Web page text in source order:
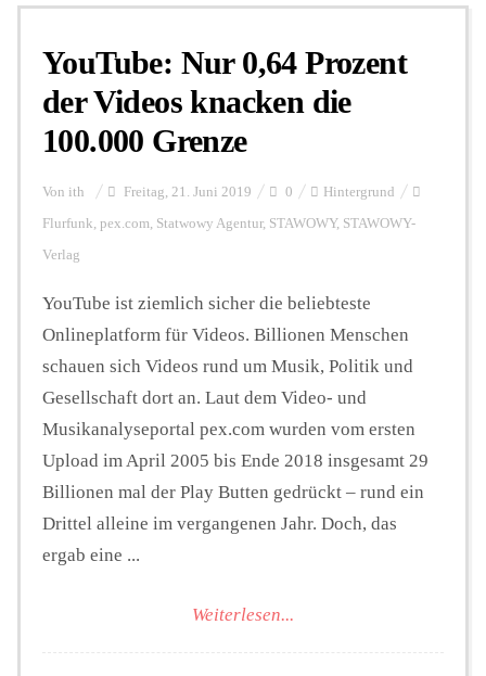
Personalien
Hintergrund
FUNKTURM-Beiträge
Podcast
Seminare
Unterstützen
YouTube: Nur 0,64 Prozent
der Videos knacken die
100.000 Grenze
Von ith Freitag, 21. Juni 2019 0 Hintergrund
Flurfunk, pex.com, Statwowy Agentur, STAWOWY, STAWOWY-
Verlag
YouTube ist ziemlich sicher die beliebteste
Onlineplatform für Videos. Billionen Menschen
schauen sich Videos rund um Musik, Politik und
Gesellschaft dort an. Laut dem Video- und
Musikanalyseportal pex.com wurden vom ersten
Upload im April 2005 bis Ende 2018 insgesamt 29
Billionen mal der Play Butten gedrückt – rund ein
Drittel alleine im vergangenen Jahr. Doch, das
ergab eine ...
Weiterlesen...